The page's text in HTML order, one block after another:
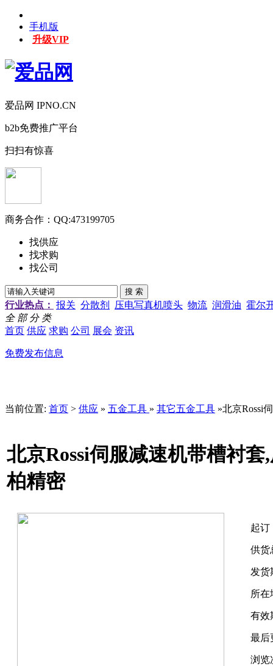
手机版
升级VIP
爱品网 IPNO.CN
b2b免费推广平台
扫扫有惊喜
商务合作： QQ:473199705
找供应
找求购
找公司
行业热点： 报关 分散剂 压电写真机喷头 物流 润滑油 霍尔
全 部 分 类
首页 供应 求购 公司 展会 资讯
免费发布信息
当前位置: 首页 > 供应 » 五金工具 » 其它五金工具 »北京Rossi
北京Rossi伺服减速机带槽衬
柏精密
起订
供货
发货
所在
有效
最后
浏览